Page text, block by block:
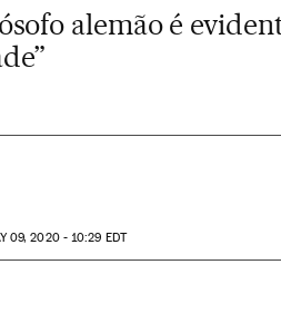
alemão é
09, 2020 - 10:29 EDT
Sociales